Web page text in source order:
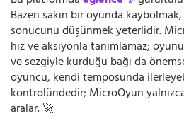
Bazen sakin bir oyunda
sonucunu düşünmek yeterlidir.
hız ve aksiyonla tanımlamaz;
ve sezgiyle kurduğu bağı da
oyuncu, kendi temposunda
kontrolündedir; MicroOyun
aralar. 🚀